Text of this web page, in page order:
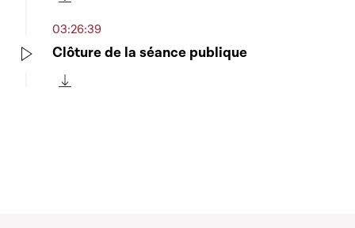
03:26:39
Clôture de la séance publique